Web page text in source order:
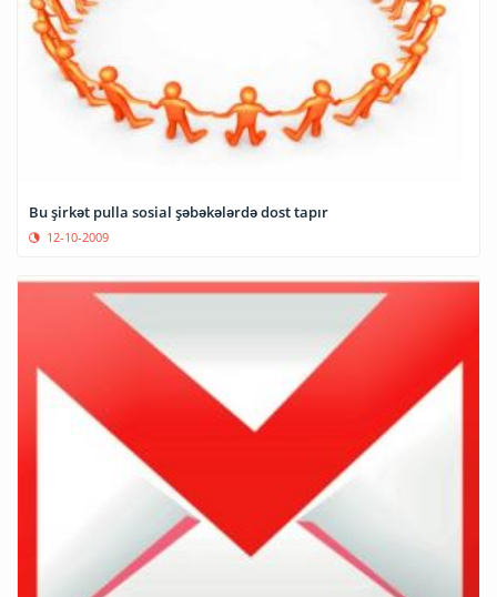
Bu şirkət pulla sosial şəbəkələrdə dost tapır
12-10-2009